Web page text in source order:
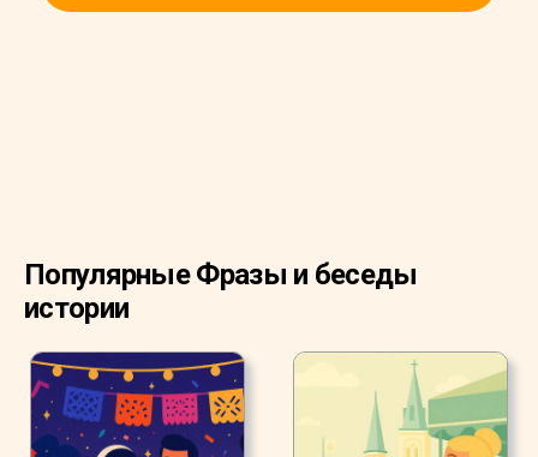
Популярные Фразы и беседы
истории